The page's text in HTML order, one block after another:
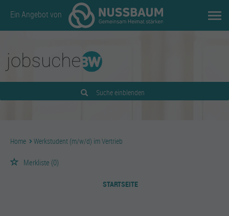
Ein Angebot von
Suche einblenden
Home Werkstudent (m/w/d) im Vertrieb
Merkliste (0)
STARTSEITE